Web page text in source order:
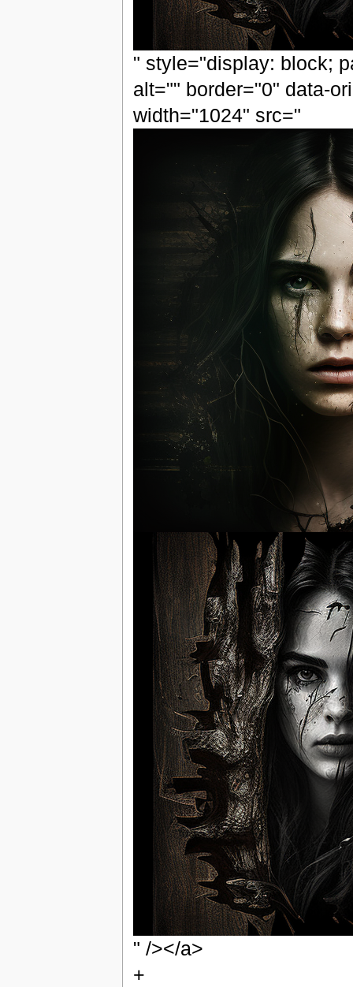
" style="display: block;
alt="" border="0" data-
width="1024" src="
" /></a>
+